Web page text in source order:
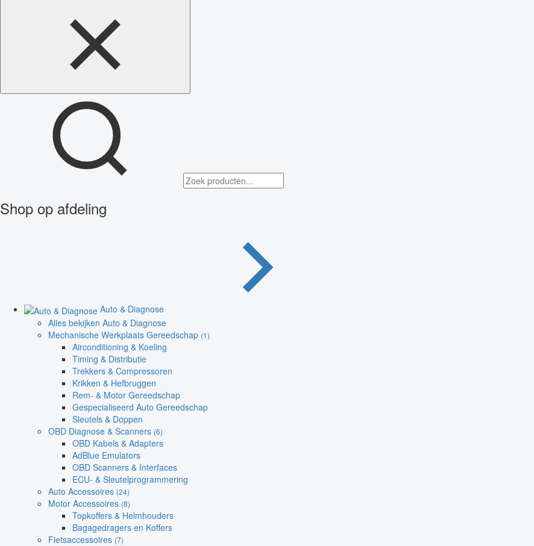
Shop op afdeling
Auto & Diagnose
Alles bekijken Auto & Diagnose
Mechanische Werkplaats Gereedschap (1)
Airconditioning & Koeling
Timing & Distributie
Trekkers & Compressoren
Krikken & Hefbruggen
Rem- & Motor Gereedschap
Gespecialiseerd Auto Gereedschap
Sleutels & Doppen
OBD Diagnose & Scanners (6)
OBD Kabels & Adapters
AdBlue Emulators
OBD Scanners & Interfaces
ECU- & Sleutelprogrammering
Auto Accessoires (24)
Motor Accessoires (8)
Topkoffers & Helmhouders
Bagagedragers en Koffers
Fietsaccessoires (7)